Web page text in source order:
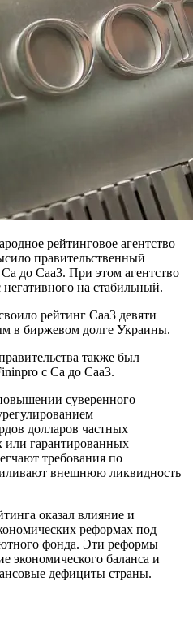
рейтинговое агентство
правительственный
до Caa3. При этом агентство
на стабильный.
рейтинг Caa3 девяти
в биржевом долге Украины.
также был
с Ca до Caa3.
суверенного
долларов частных
гарантированных
требования по
внешнюю ликвидность
оказал влияние и
реформах под
фонда. Эти реформы
экономического баланса и
дефициты страны.